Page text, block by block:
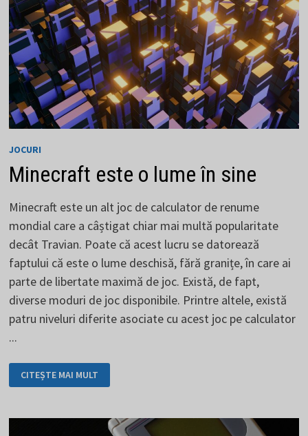
JOCURI
Minecraft este o lume în sine
Minecraft este un alt joc de calculator de renume
mondial care a câștigat chiar mai multă popularitate
decât Travian. Poate că acest lucru se datorează
faptului că este o lume deschisă, fără granițe, în care ai
parte de libertate maximă de joc. Există, de fapt,
diverse moduri de joc disponibile. Printre altele, există
patru niveluri diferite asociate cu acest joc pe calculator
...
MINECRAFT
ESTE
O
SINE
CITEȘTE MAI MULT